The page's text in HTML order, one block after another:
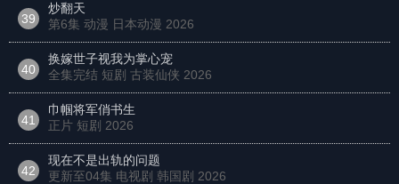
39
炒翻天
第6集 动漫 日本动漫 2026
40
换嫁世子视我为掌心宠
全集完结 短剧 古装仙侠 2026
41
巾帼将军俏书生
正片 短剧 2026
42
现在不是出轨的问题
更新至04集 电视剧 韩国剧 2026